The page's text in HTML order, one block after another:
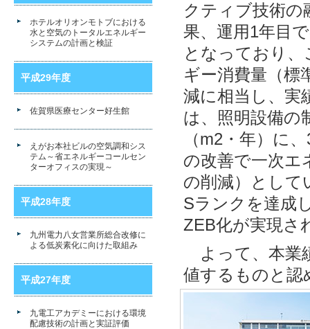
ホテルオリオンモトブにおける
水と空気のトータルエネルギー
システムの計画と検証
平成29年度
佐賀県医療センター好生館
えがお本社ビルの空気調和シス
テム～省エネルギーコールセン
ターオフィスの実現～
平成28年度
九州電力八女営業所総合改修に
よる低炭素化に向けた取組み
平成27年度
九電工アカデミーにおける環境
配慮技術の計画と実証評価
クティブ技術の
果、運用1年目
となっており
ギー消費量（標
減に相当し、実
は、照明設備の
（m2・年）に
の改善で一次エ
の削減）として
Sランクを達成
ZEB化が実現さ
よって、本業
値するものと認